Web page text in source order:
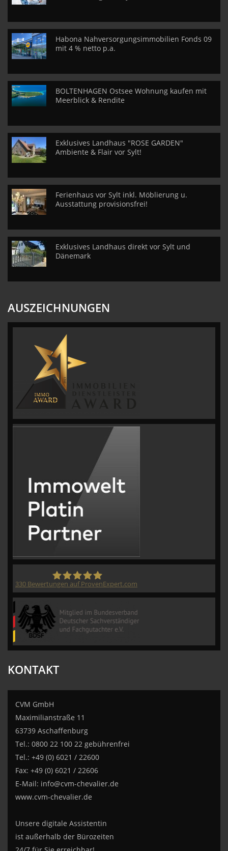
Habona Nahversorgungsimmobilien Fonds 09
mit 4 % netto p.a.
BOLTENHAGEN Ostsee Wohnung kaufen mit
Meerblick & Rendite
Exklusives Landhaus "ROSE GARDEN"
Ambiente & Flair vor Sylt!
Ferienhaus vor Sylt inkl. Möblierung u.
Ausstattung provisionsfrei!
Exklusives Landhaus direkt vor Sylt und
Dänemark
AUSZEICHNUNGEN
330 Bewertungen auf ProvenExpert.com
KONTAKT
CVM GmbH
Maximilianstraße 11
63739 Aschaffenburg
Tel.: 0800 22 100 22 gebührenfrei
Tel.: +49 (0) 6021 / 22600
Fax: +49 (0) 6021 / 22606
E-Mail: info@cvm-chevalier.de
www.cvm-chevalier.de
Unsere digitale Assistentin
ist außerhalb der Bürozeiten